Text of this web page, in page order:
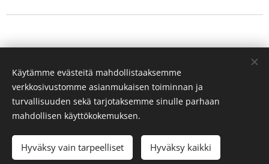
LISÄÄ OSTOSKORIIN
PP Hunt Oy Tuusula
3239651-3
Evästeet
Käytämme evästeitä mahdollistaaksemme
verkkosivustomme asianmukaisen toiminnan ja
turvallisuuden sekä tarjotaksemme sinulle parhaan
mahdollisen käyttökokemuksen.
Hyväksy vain tarpeelliset Hyväksy kaikki